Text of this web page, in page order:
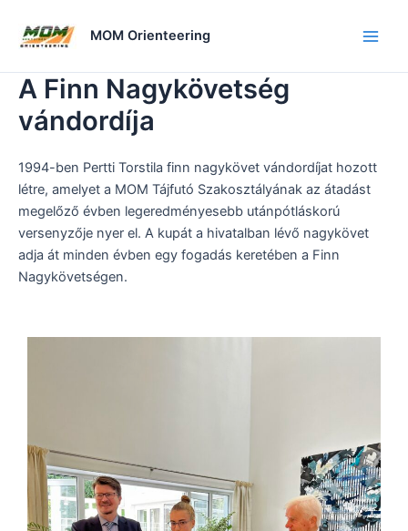
content
MOM Orienteering
A Finn Nagykövetség
vándordíja
1994-ben Pertti Torstila finn nagykövet vándordíjat hozott
létre, amelyet a MOM Tájfutó Szakosztályának az átadást
megelőző évben legeredményesebb utánpótláskorú
versenyzője nyer el. A kupát a hivatalban lévő nagykövet
adja át minden évben egy fogadás keretében a Finn
Nagykövetségen.